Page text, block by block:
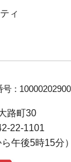
ィ
：
路町30
22-1101
午後5時15分）